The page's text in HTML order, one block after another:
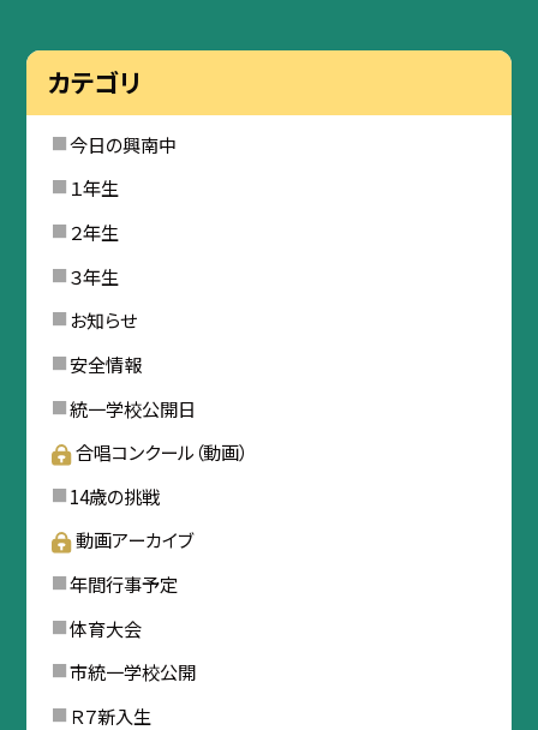
カテゴリ
今日の興南中
１年生
２年生
３年生
お知らせ
安全情報
統一学校公開日
合唱コンクール（動画）
14歳の挑戦
動画アーカイブ
年間行事予定
体育大会
市統一学校公開
Ｒ７新入生